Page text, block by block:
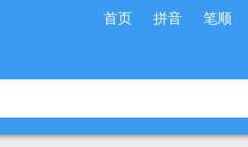
首页 拼音 笔顺